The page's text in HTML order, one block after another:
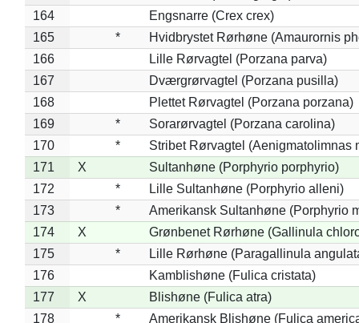
164
Engsnarre (Crex crex)
165
*
Hvidbrystet Rørhøne (Amaurornis
166
Lille Rørvagtel (Porzana parva)
167
Dværgrørvagtel (Porzana pusilla)
168
Plettet Rørvagtel (Porzana porzana)
169
*
Sorarørvagtel (Porzana carolina)
170
*
Stribet Rørvagtel (Aenigmatolimnas
171
X
Sultanhøne (Porphyrio porphyrio)
172
*
Lille Sultanhøne (Porphyrio alleni)
173
*
Amerikansk Sultanhøne (Porphyrio
174
X
Grønbenet Rørhøne (Gallinula
175
*
Lille Rørhøne (Paragallinula
176
Kamblishøne (Fulica cristata)
177
X
Blishøne (Fulica atra)
178
*
Amerikansk Blishøne (Fulica